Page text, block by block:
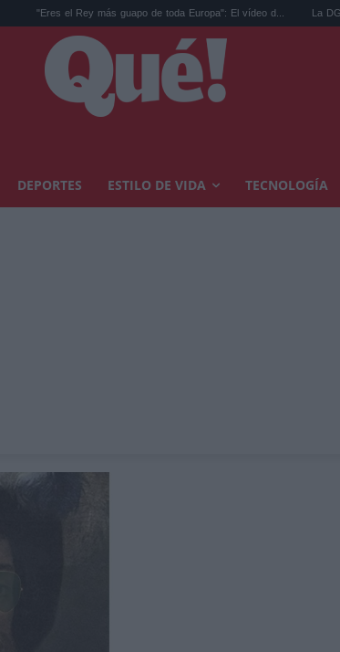
el Rey más guapo de toda Europa": El vídeo d... La DGT lanza un
DEPORTES ESTILO DE VIDA TECNOLOGÍA